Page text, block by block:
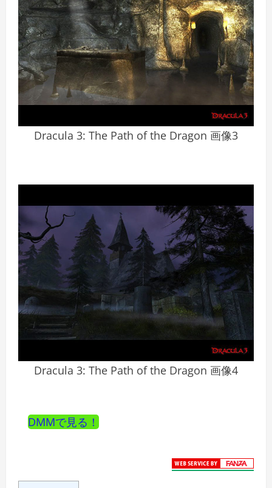
Dracula 3: The Path of the Dragon 画像3
Dracula 3: The Path of the Dragon 画像4
DMMで見る！